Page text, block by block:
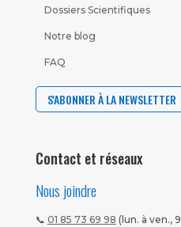
Dossiers Scientifiques
Notre blog
FAQ
S'ABONNER À LA NEWSLETTER
Contact et réseaux
Nous joindre
📞 01 85 73 69 98 (lun. à ven.,